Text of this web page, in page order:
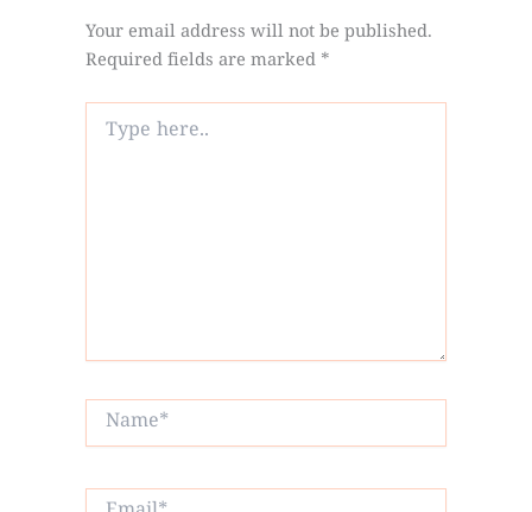
Your email address will not be published.
Required fields are marked *
here..
Name*
Email*